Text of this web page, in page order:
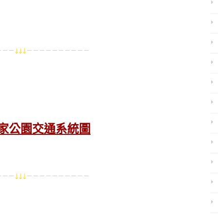
－↓↓↓－－－－－－－－－－
公園交通系統圖
－↓↓↓－－－－－－－－－－